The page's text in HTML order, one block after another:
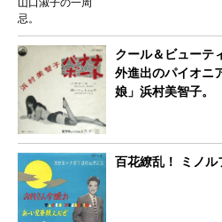
クール＆ビューテ
外進出のパイオニ
娘」浜村美智子。
百花繚乱！ ミノル